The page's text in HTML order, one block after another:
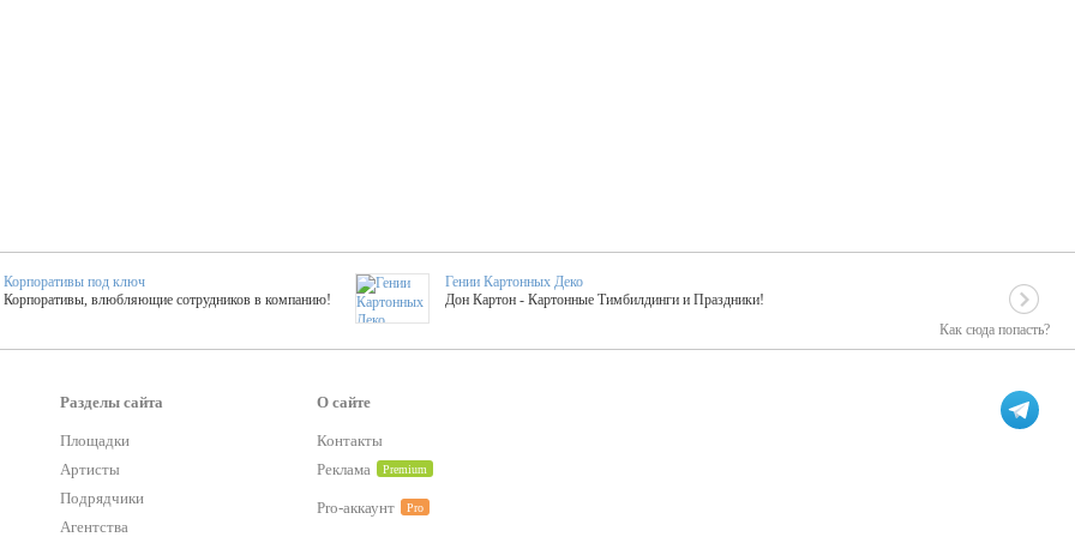
Как сюда попасть?
Корпоративы под ключ
Корпоративы, влюбляющие сотрудников в компанию!
Гении Картонных Деко
Дон Картон - Картонные Тимбилдинги и Праздники!
классы
25 активностей! Смета за 15 минут!
Букинг компания №1
Оперативная информация о любых зарубежных артистах
Разделы сайта
Площадки
Артисты
Подрядчики
Агентства
О сайте
Контакты
Реклама
Premium
Pro-аккаунт Pro